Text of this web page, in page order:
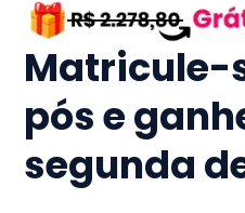
Matricule-
pós e
segunda